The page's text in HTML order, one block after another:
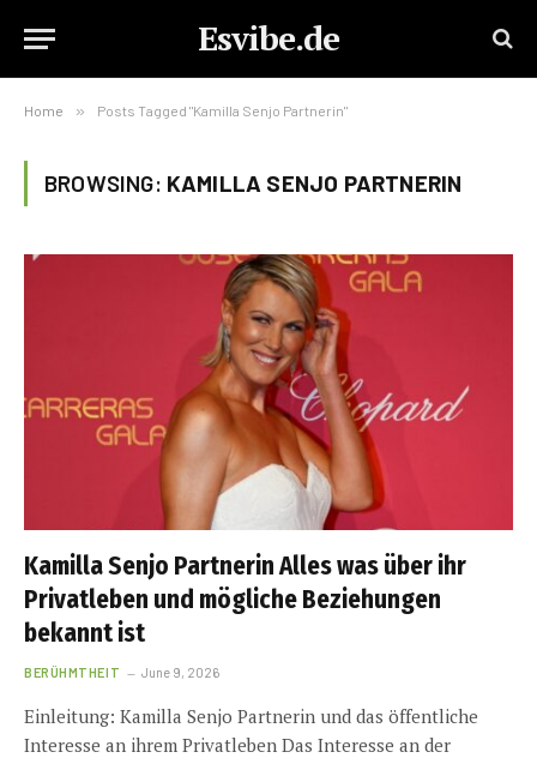
Esvibe.de
Home » Posts Tagged "Kamilla Senjo Partnerin"
BROWSING: KAMILLA SENJO PARTNERIN
Kamilla Senjo Partnerin Alles was über ihr
Privatleben und mögliche Beziehungen
bekannt ist
BERÜHMTHEIT June 9, 2026
Einleitung: Kamilla Senjo Partnerin und das öffentliche
Interesse an ihrem Privatleben Das Interesse an der